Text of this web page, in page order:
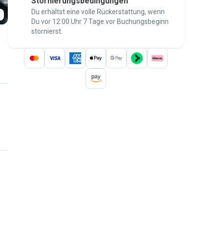
sein
Du erhältst eine volle Rückerstattung, wenn
Du vor 12:00 Uhr 7 Tage vor Buchungsbeginn
stornierst.